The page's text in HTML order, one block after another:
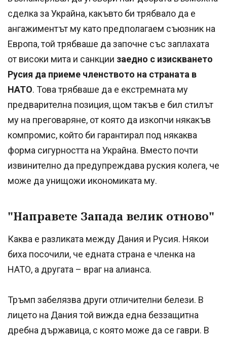
сделка за Украйна, какъвто би трябвало да е
ангажиментът му като предполагаем съюзник на
Европа, той трябваше да започне със заплахата
от високи мита и санкции заедно с изискването
Русия да приеме членството на страната в
НАТО. Това трябваше да е екстремната му
предварителна позиция, щом такъв е бил стилът
му на преговаряне, от която да изкопчи някакъв
компромис, който би гарантирал под някаква
форма сигурността на Украйна. Вместо почти
извинително да предупреждава руския колега, че
може да унищожи икономиката му.
"Направете Запада велик отново"
Каква е разликата между Дания и Русия. Някои
биха посочили, че едната страна е членка на
НАТО, а другата – враг на алианса.
Тръмп забелязва други отличителни белези. В
лицето на Дания той вижда една беззащитна
дребна държавица, с която може да се гаври. В